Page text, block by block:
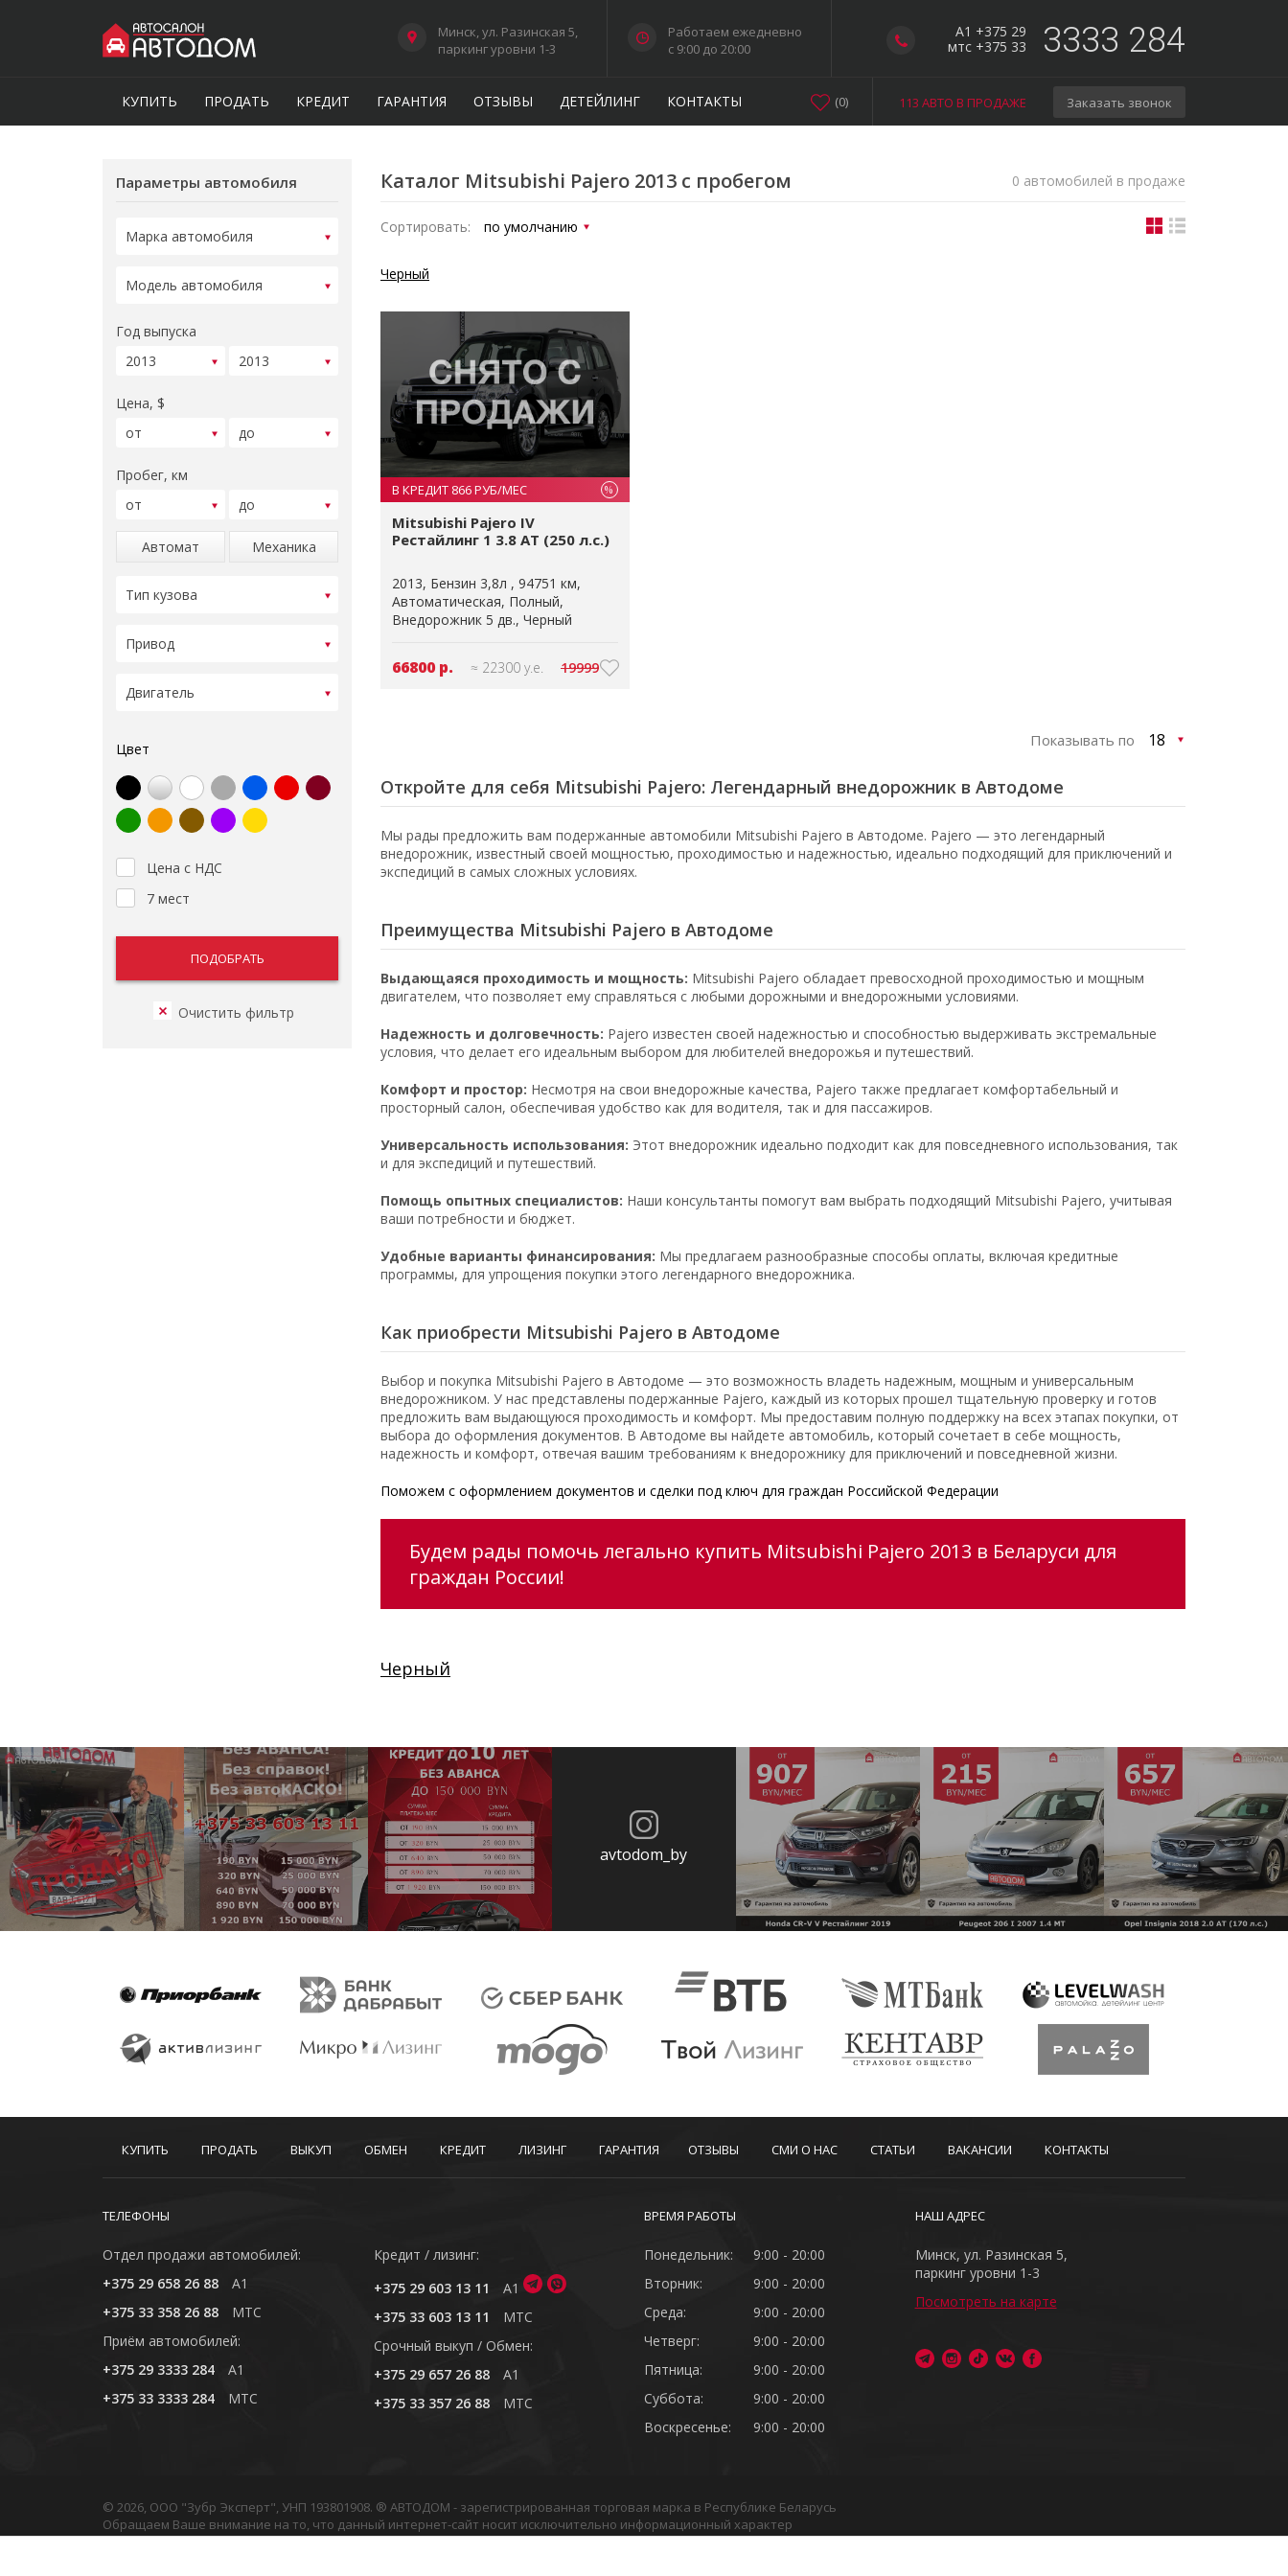
A1 +375 29
мтс +375 33
3333 284
Минск, ул. Разинская 5,
паркинг уровни 1-3
Работаем ежедневно
c 9:00 до 20:00
КУПИТЬ ПРОДАТЬ КРЕДИТ ГАРАНТИЯ ОТЗЫВЫ ДЕТЕЙЛИНГ КОНТАКТЫ 113 АВТО В ПРОДАЖЕ Заказать звонок
(0)
Параметры автомобиля
Год выпуска
Цена, $
Пробег, км
Автомат Механика
Цвет
Цена с НДС
7 мест
Каталог Mitsubishi Pajero 2013 с пробегом 0 автомобилей в продаже
Сортировать:
Черный
В КРЕДИТ 866 РУБ/МЕС %
Mitsubishi Pajero IV
Рестайлинг 1 3.8 AT (250 л.с.)
2013 Бензин 3,8л
94751 км
Автоматическая Полный
Внедорожник 5 дв. Черный
66800 р. ≈ 22300 у.е. 19999
Показывать по
Откройте для себя Mitsubishi Pajero: Легендарный внедорожник в Автодоме
Мы рады предложить вам подержанные автомобили Mitsubishi Pajero в Автодоме. Pajero — это легендарный
внедорожник, известный своей мощностью, проходимостью и надежностью, идеально подходящий для приключений и
экспедиций в самых сложных условиях.
Преимущества Mitsubishi Pajero в Автодоме
Выдающаяся проходимость и мощность: Mitsubishi Pajero обладает превосходной проходимостью и мощным
двигателем, что позволяет ему справляться с любыми дорожными и внедорожными условиями.
Надежность и долговечность: Pajero известен своей надежностью и способностью выдерживать экстремальные
условия, что делает его идеальным выбором для любителей внедорожья и путешествий.
Комфорт и простор: Несмотря на свои внедорожные качества, Pajero также предлагает комфортабельный и
просторный салон, обеспечивая удобство как для водителя, так и для пассажиров.
Универсальность использования: Этот внедорожник идеально подходит как для повседневного использования, так
и для экспедиций и путешествий.
Помощь опытных специалистов: Наши консультанты помогут вам выбрать подходящий Mitsubishi Pajero, учитывая
ваши потребности и бюджет.
Удобные варианты финансирования: Мы предлагаем разнообразные способы оплаты, включая кредитные
программы, для упрощения покупки этого легендарного внедорожника.
Как приобрести Mitsubishi Pajero в Автодоме
Выбор и покупка Mitsubishi Pajero в Автодоме — это возможность владеть надежным, мощным и универсальным
внедорожником. У нас представлены подержанные Pajero, каждый из которых прошел тщательную проверку и готов
предложить вам выдающуюся проходимость и комфорт. Мы предоставим полную поддержку на всех этапах покупки, от
выбора до оформления документов. В Автодоме вы найдете автомобиль, который сочетает в себе мощность,
надежность и комфорт, отвечая вашим требованиям к внедорожнику для приключений и повседневной жизни.
Поможем с оформлением документов и сделки под ключ для граждан Российской Федерации
Будем рады помочь легально купить Mitsubishi Pajero 2013 в Беларуси для
граждан России!
Черный
avtodom_by
КУПИТЬ ПРОДАТЬ ВЫКУП ОБМЕН КРЕДИТ ЛИЗИНГ ГАРАНТИЯ ОТЗЫВЫ СМИ О НАС СТАТЬИ ВАКАНСИИ КОНТАКТЫ
ТЕЛЕФОНЫ
Отдел продажи автомобилей:
+375 29 658 26 88
A1
+375 33 358 26 88
MTC
Приём автомобилей:
+375 29 3333 284
A1
+375 33 3333 284
MTC
Кредит / лизинг:
+375 29 603 13 11
A1
+375 33 603 13 11
MTC
Cрочный выкуп / Обмен:
+375 29 657 26 88
A1
+375 33 357 26 88
MTC
ВРЕМЯ РАБОТЫ
Понедельник:
9:00 - 20:00
Вторник:
9:00 - 20:00
Среда:
9:00 - 20:00
Четверг:
9:00 - 20:00
Пятница:
9:00 - 20:00
Суббота:
9:00 - 20:00
Воскресенье:
9:00 - 20:00
НАШ АДРЕС
Минск, ул. Разинская 5,
паркинг уровни 1-3
Посмотреть на карте
© 2026, ООО "Зубр Эксперт", УНП 193801908. ® АВТОДОМ - зарегистрированная торговая марка в Республике Беларусь
Обращаем Ваше внимание на то, что данный интернет-сайт носит исключительно информационный характер
Любое использование либо копирование материалов или подборки материалов сайта, элементов дизайна и оформления запрещено